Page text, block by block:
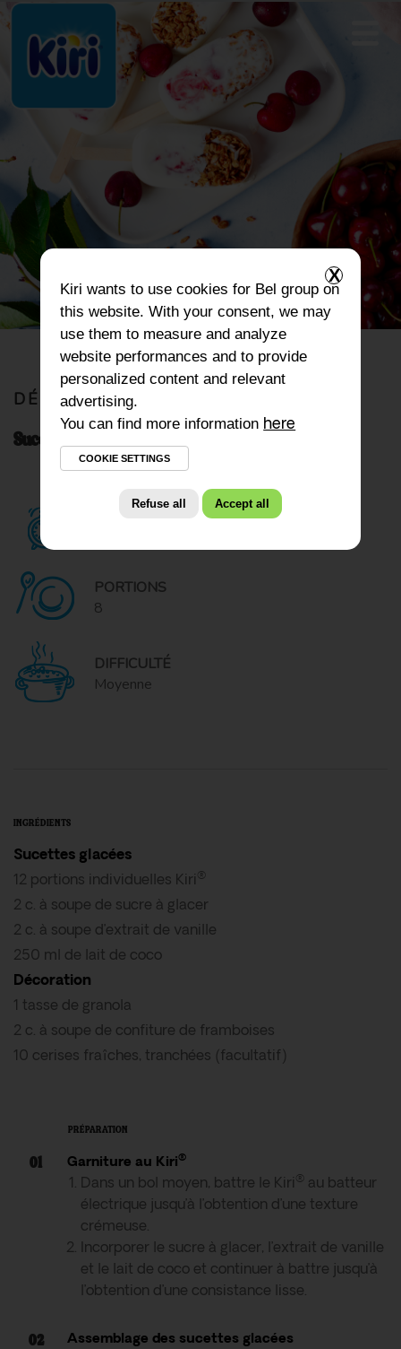
DÉJEUNER
Sucettes glacées déjeuner au granola et au kiri
PORTIONS
8
DIFFICULTÉ
Moyenne
INGRÉDIENTS
Sucettes glacées
12 portions individuelles Kiri ®
2 c. à soupe de sucre à glacer
2 c. à soupe d’extrait de vanille
250 ml de lait de coco
Décoration
1 tasse de granola
2 c. à soupe de confiture de framboises
10 cerises fraîches, tranchées (facultatif)
PRÉPARATION
Garniture au Kiri®
Dans un bol moyen, battre le Kiri ®
au batteur
électrique jusqu’à l’obtention d’une texture
crémeuse.
Incorporer le sucre à glacer, l’extrait de vanille
et le lait de coco et continuer à battre jusqu’à
l’obtention d’une consistance lisse.
Assemblage des sucettes glacées
X
Kiri wants to use cookies for Bel group on
this website. With your consent, we may
use them to measure and analyze
website performances and to provide
personalized content and relevant
advertising.
You can find more information here
COOKIE SETTINGS
Refuse all Accept all